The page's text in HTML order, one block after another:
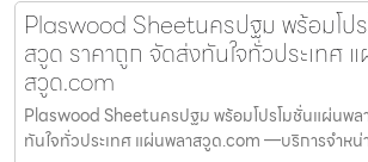
Plaswood Sheetนครปฐม พร้อมโป
สวูด ราคาถูก จัดส่งทันใจทั่วประเทศ
สวูด.com
Plaswood Sheetนครปฐม พร้อมโปรโมชั่นแผ่นพล
ทันใจทั่วประเทศ แผ่นพลาสวูด.com —บริการจำห